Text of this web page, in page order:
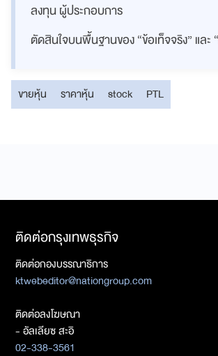
ลงทุน ผู้ประกอบการ
ตัดสินใจบนพื้นฐานของ “ข้อเท็จจริง” และ
ขายหุ้น ราคาหุ้น stock PTL
ติดต่อกรุงเทพธุรกิจ
ติดต่อกองบรรณาธิการ
ktwebeditor@nationgroup.com
ติดต่อลงโฆษณา
- อัลเลียซ สะอิ
02-338-3561